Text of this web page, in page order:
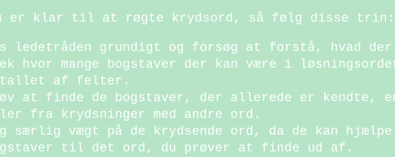
er klar til at røgte krydsord, så følg disse trin:
ledetråden grundigt og forsøg at forstå, hvad
hvor mange bogstaver der kan være i
af felter.
at finde de bogstaver, der allerede er kendte,
fra krydsninger med andre ord.
særlig vægt på de krydsende ord, da de kan
til det ord, du prøver at finde ud af.